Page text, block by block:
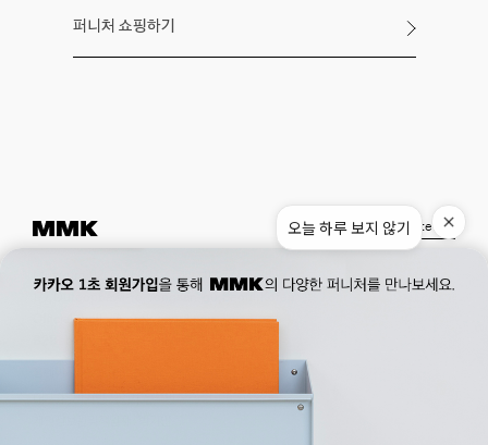
퍼니처 쇼핑하기
대표자 : 박기민 사업자 등록번호 : 821-86-02281
Museum. 02. 777. 5887 Office.02. 777. 5778
177, Duteopbawi-ro, Yongsan-gu, Seoul, Korea
Official : hello@mmk-seoul.com
Instagram Pinterest
오늘 하루 보지 않기